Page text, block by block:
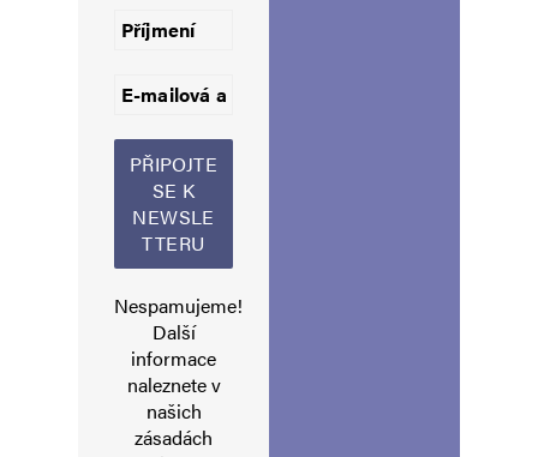
Informujte mě o nových komentářích e-mailem.
Alternative:
Nespamujeme!
Další
informace
naleznete v
našich
zásadách